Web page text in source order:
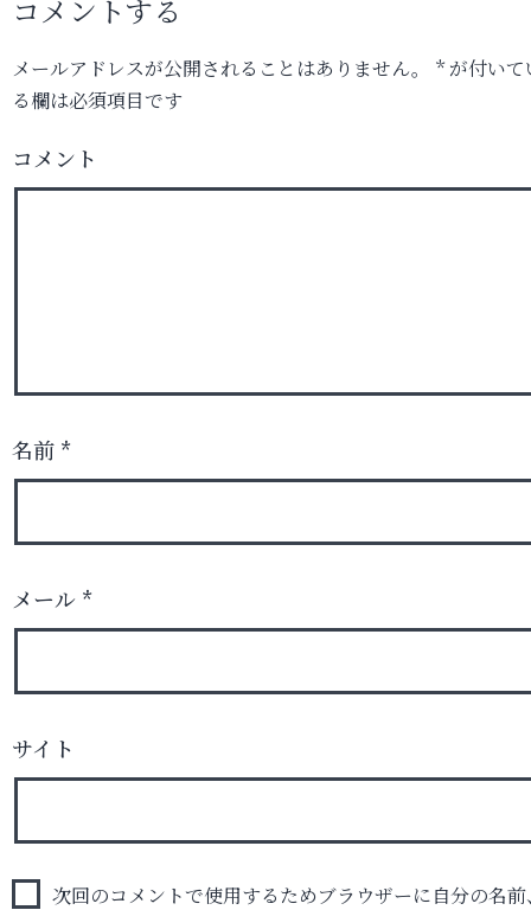
コメントする
メールアドレスが公開されることはありません。 *が付いて
る欄は必須項目です
コメント
名前 *
メール *
サイト
次回のコメントで使用するためブラウザーに自分の名前